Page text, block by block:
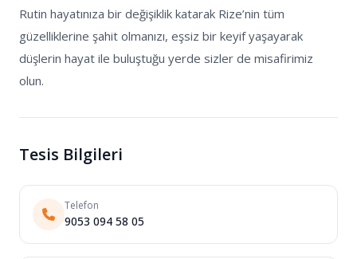
Rutin hayatınıza bir değişiklik katarak Rize’nin tüm
güzelliklerine şahit olmanızı, eşsiz bir keyif yaşayarak
düşlerin hayat ile buluştuğu yerde sizler de misafirimiz
olun.
Tesis Bilgileri
Telefon
9053 094 58 05